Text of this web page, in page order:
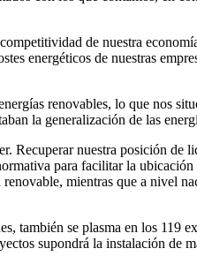
de nuestra
energéticos de nuestras
renovables, lo que nos
la generalización de las
nuestra posición de
para facilitar la
mientras que a nivel
se plasma en los 119
supondrá la instalación de